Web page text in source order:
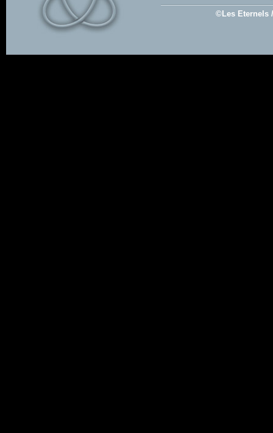
©Les Eternels